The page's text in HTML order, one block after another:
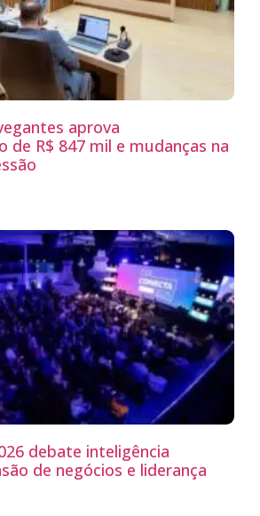
aprova
de R$ 847 mil e mudanças na
debate inteligência
de negócios e liderança